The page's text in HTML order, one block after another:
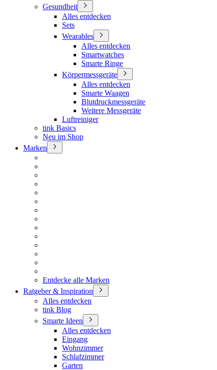
Gesundheit
Alles entdecken
Sets
Wearables
Alles entdecken
Smartwatches
Smarte Ringe
Körpermessgeräte
Alles entdecken
Smarte Waagen
Blutdruckmessgeräte
Weitere Messgeräte
Luftreiniger
tink Basics
Neu im Shop
Marken
Entdecke alle Marken
Ratgeber & Inspiration
Alles entdecken
tink Blog
Smarte Ideen
Alles entdecken
Eingang
Wohnzimmer
Schlafzimmer
Garten